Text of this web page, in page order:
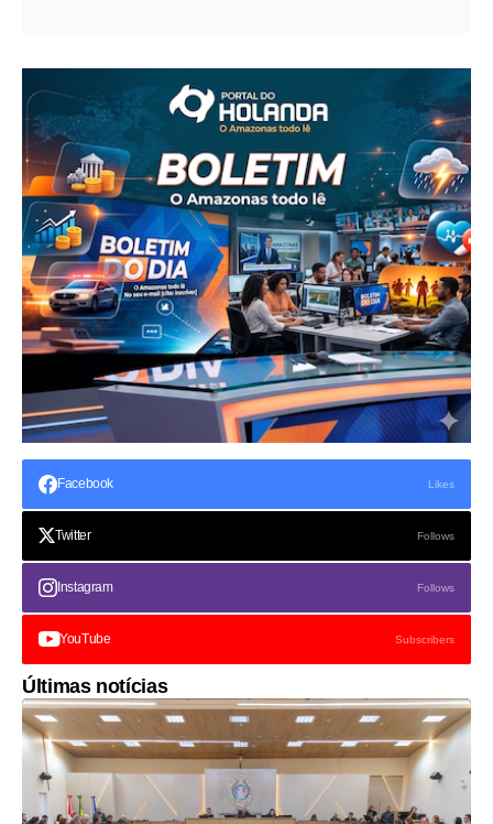
Facebook Likes
Twitter Follows
Instagram Follows
YouTube Subscribers
Últimas notícias